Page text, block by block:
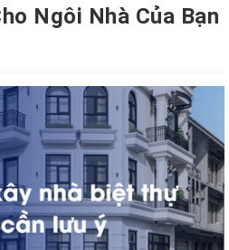
Ngôi Nhà Của Bạn